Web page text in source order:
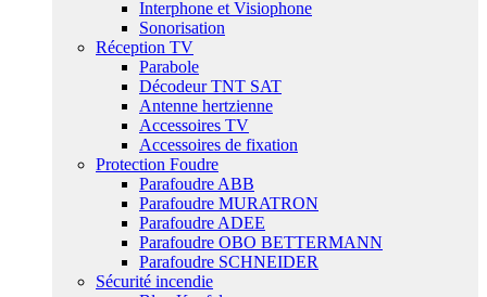
Interphone et Visiophone
Sonorisation
Réception TV
Parabole
Décodeur TNT SAT
Antenne hertzienne
Accessoires TV
Accessoires de fixation
Protection Foudre
Parafoudre ABB
Parafoudre MURATRON
Parafoudre ADEE
Parafoudre OBO BETTERMANN
Parafoudre SCHNEIDER
Sécurité incendie